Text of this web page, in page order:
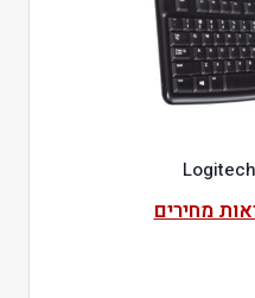
מחירים